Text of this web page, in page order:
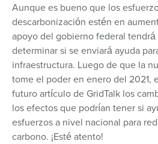
Aunque es bueno que los
descarbonización estén en
apoyo del gobierno federal
determinar si se enviará ayuda
infraestructura. Luego de que la
tome el poder en enero del 2021,
futuro artículo de GridTalk los
los efectos que podrían tener si
esfuerzos a nivel nacional para
carbono. ¡Esté atento!